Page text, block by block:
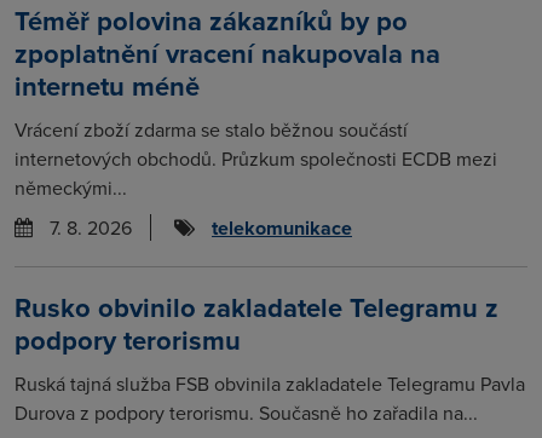
Téměř polovina zákazníků by po
zpoplatnění vracení nakupovala na
internetu méně
Vrácení zboží zdarma se stalo běžnou součástí
internetových obchodů. Průzkum společnosti ECDB mezi
německými...
7. 8. 2026
telekomunikace
Rusko obvinilo zakladatele Telegramu z
podpory terorismu
Ruská tajná služba FSB obvinila zakladatele Telegramu Pavla
Durova z podpory terorismu. Současně ho zařadila na...